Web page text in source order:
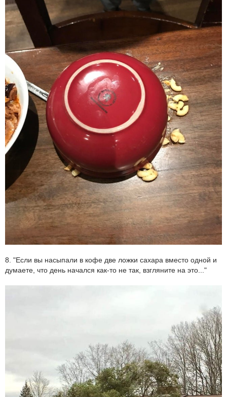
8. "Если вы насыпали в кофе две ложки сахара вместо одной и
думаете, что день начался как-то не так, взгляните на это..."